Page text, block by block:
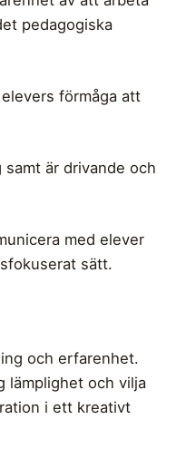
pedagogiska
förmåga att
är drivande och
med elever
sätt.
och erfarenhet.
lämplighet och vilja
i ett kreativt